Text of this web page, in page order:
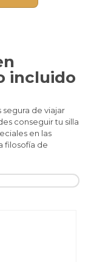
incluido
segura de viajar
conseguir tu silla
en las
filosofía de